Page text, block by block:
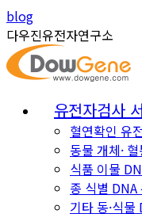
Skip
to
content
Instagram
page
opens
in
window
YouTube
page
opens
in
window
blog
다우진유전자연구소
유전자검사
혈연확인 유
동물 개체·
식품 이물
종 식별
기타 동·식